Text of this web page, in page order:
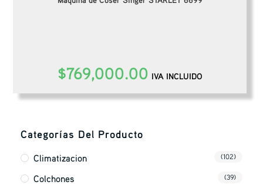
$769,000.00 IVA INCLUIDO
Categorías Del Producto
Climatizacion (102)
Colchones (39)